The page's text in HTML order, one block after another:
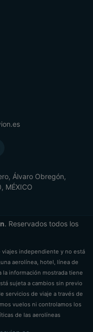
Álvaro Obregón,
MÉXICO
. Reservados todos los
viajes independiente y no está
aerolínea, hotel, línea de
la información mostrada tiene
sujeta a cambios sin previo
servicios de viaje a través de
vuelos ni controlamos los
de las aerolíneas